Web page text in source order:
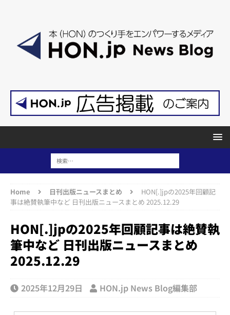
Home 日刊出版ニュースまとめ
HON[.]jpの2025年回顧記
事は絶賛執筆中など 日刊出版ニュースまとめ 2025.12.29
HON[.]jpの2025年回顧記事は絶賛執
筆中など 日刊出版ニュースまとめ
2025.12.29
2025年12月29日 HON.jp News Blog編集部